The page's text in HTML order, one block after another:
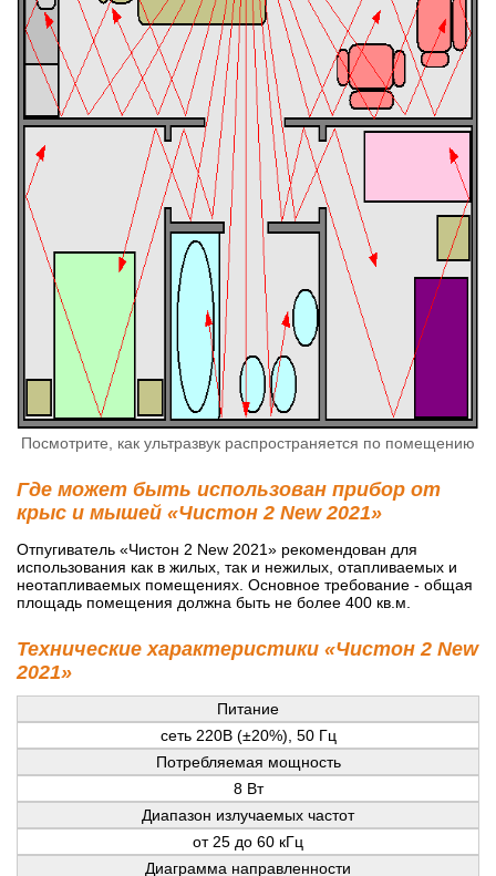
Посмотрите, как ультразвук распространяется по помещению
Где может быть использован прибор от
крыс и мышей «Чистон 2 New 2021»
Отпугиватель «Чистон 2 New 2021» рекомендован для
использования как в жилых, так и нежилых, отапливаемых и
неотапливаемых помещениях. Основное требование - общая
площадь помещения должна быть не более 400 кв.м.
Технические характеристики «Чистон 2 New
2021»
Питание
сеть 220В (±20%), 50 Гц
Потребляемая мощность
8 Вт
Диапазон излучаемых частот
от 25 до 60 кГц
Диаграмма направленности